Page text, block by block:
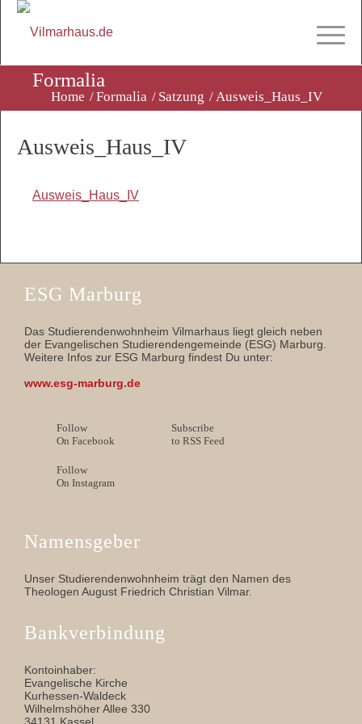
Formalia
Home /Formalia / Satzung /Ausweis_Haus_IV
Ausweis_Haus_IV
Ausweis_Haus_IV
ESG Marburg
Das Studierendenwohnheim Vilmarhaus liegt gleich neben
der Evangelischen Studierendengemeinde (ESG) Marburg.
Weitere Infos zur ESG Marburg findest Du unter:
www.esg-marburg.de
Follow
On Facebook
Subscribe
to RSS Feed
Follow
On Instagram
Namensgeber
Unser Studierendenwohnheim trägt den Namen des
Theologen August Friedrich Christian Vilmar.
Bankverbindung
Kontoinhaber:
Evangelische Kirche
Kurhessen-Waldeck
Wilhelmshöher Allee 330